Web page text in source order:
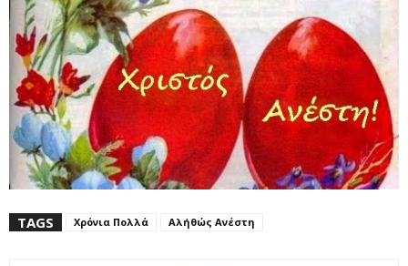
TAGS Χρόνια Πολλά Αλήθώς Ανέστη